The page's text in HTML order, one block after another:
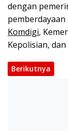
dengan
Komdigi,
Kepolisian,
Berikutnya